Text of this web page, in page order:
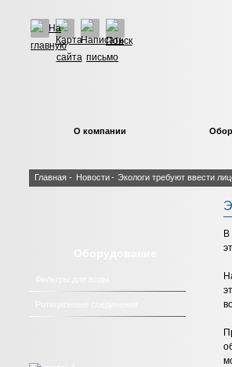
О компании
Главная - Новости-Экологи требуют ввести
В